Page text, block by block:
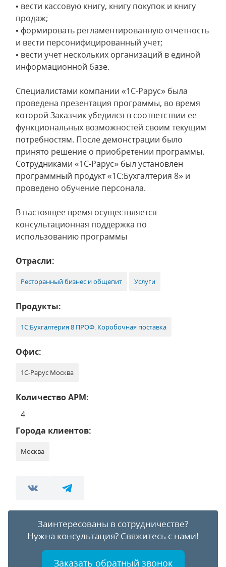
• вести кассовую книгу, книгу покупок и книгу
продаж;
• формировать регламентированную отчетность
и вести персонифицированный учет;
• вести учет нескольких организаций в единой
информационной базе.
Специалистами компании «1С-Рарус» была
проведена презентация программы, во время
которой Заказчик убедился в соответствии ее
функциональных возможностей своим текущим
потребностям. После демонстрации было
принято решение о приобретении программы.
Сотрудниками «1С-Рарус» был установлен
программный продукт «1С:Бухгалтерия 8» и
проведено обучение персонала.
В настоящее время осуществляется
консультационная поддержка по
использованию программы
Отрасли:
Ресторанный бизнес и общепит Услуги
Продукты:
1С:Бухгалтерия 8 ПРОФ. Коробочная поставка
Офис:
1С-Рарус Москва
Количество АРМ:
4
Города клиентов:
Москва
Заинтересованы в сотрудничестве?
Нужна консультация? Свяжитесь с нами!
Заказать обратный звонок